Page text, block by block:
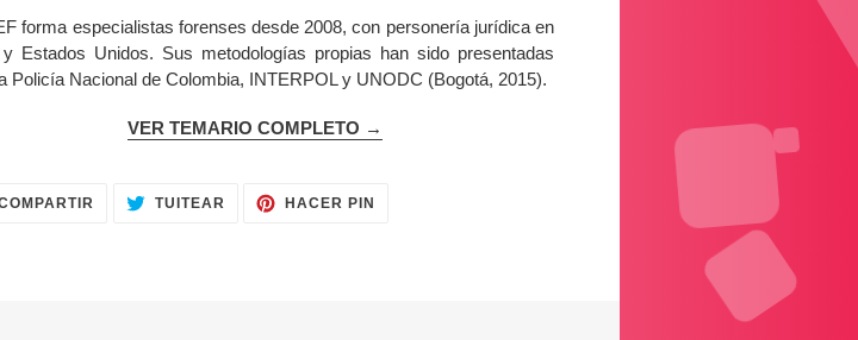
forma especialistas forenses desde 2008, con personería jurídica en
Estados Unidos. Sus metodologías propias han sido presentadas
Policía Nacional de Colombia, INTERPOL y UNODC (Bogotá, 2015).
VER TEMARIO COMPLETO →
COMPARTIRTUITEAR TUITEARHACER PIN